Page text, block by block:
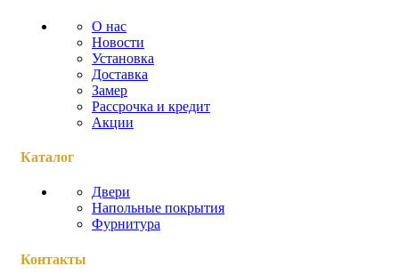
О нас
Новости
Установка
Доставка
Замер
Рассрочка и кредит
Акции
Каталог
Двери
Напольные покрытия
Фурнитура
Контакты